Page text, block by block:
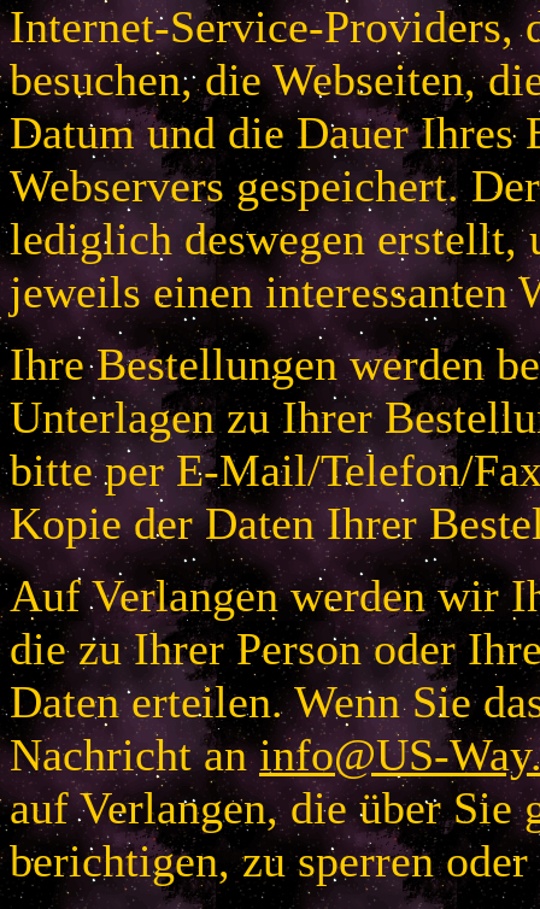
Internet-Service-Providers,
besuchen, die Webseiten,
Datum und die Dauer Ihres
Webservers gespeichert.
lediglich deswegen erstellt,
jeweils einen interessanten
Ihre Bestellungen werden
Unterlagen zu Ihrer
bitte per E-Mail/Telefon/
Kopie der Daten Ihrer
Auf Verlangen werden wir
die zu Ihrer Person oder
Daten erteilen. Wenn Sie
Nachricht aninfo@US-
auf Verlangen, die über Sie
berichtigen, zu sperren